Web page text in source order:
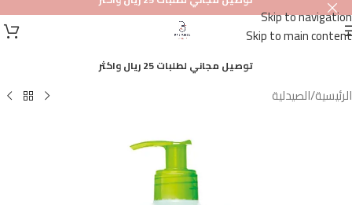
Skip to navigation
Skip to main content
توصيل مجاني لطلبات 25 ريال واكثر
الرئيسية/الصيدلية